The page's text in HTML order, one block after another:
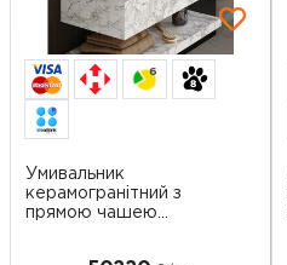
6
Умивальник
керамогранітний з
прямою чашею